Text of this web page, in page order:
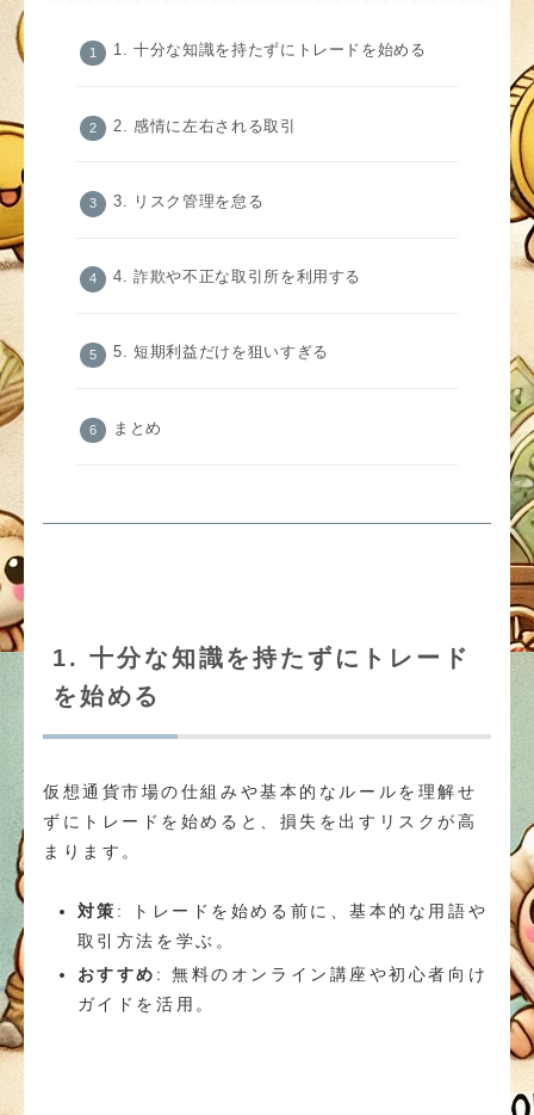
1. 十分な知識を持たずにトレードを始める
2. 感情に左右される取引
3. リスク管理を怠る
4. 詐欺や不正な取引所を利用する
5. 短期利益だけを狙いすぎる
まとめ
1. 十分な知識を持たずにトレード
を始める
仮想通貨市場の仕組みや基本的なルールを理解せ
ずにトレードを始めると、損失を出すリスクが高
まります。
対策 : トレードを始める前に、基本的な用語や
取引方法を学ぶ。
おすすめ : 無料のオンライン講座や初心者向け
ガイドを活用。